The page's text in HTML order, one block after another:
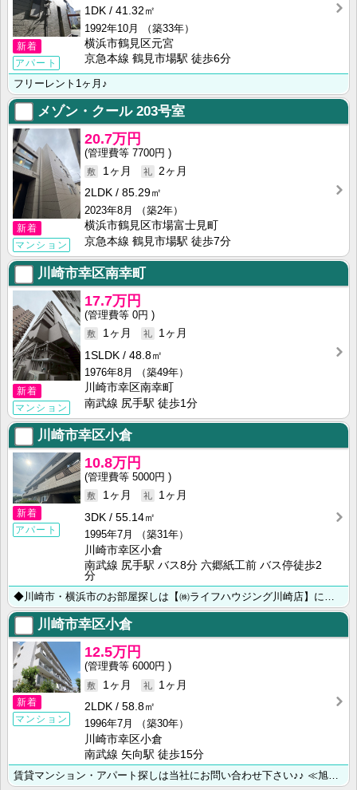
新着
アパート
1DK
41.32㎡
1992年10月
（築33年）
横浜市鶴見区元宮
京急本線 鶴見市場駅 徒歩6分
フリーレント1ヶ月♪
メゾン・クール 203号室
新着
マンション
20.7万円
7700円
1ヶ月
2ヶ月
2LDK
85.29㎡
2023年8月
（築2年）
横浜市鶴見区市場富士見町
京急本線 鶴見市場駅 徒歩7分
川崎市幸区南幸町
新着
マンション
17.7万円
0円
1ヶ月
1ヶ月
1SLDK
48.8㎡
1976年8月
（築49年）
川崎市幸区南幸町
南武線 尻手駅 徒歩1分
川崎市幸区小倉
新着
アパート
10.8万円
5000円
1ヶ月
1ヶ月
3DK
55.14㎡
1995年7月
（築31年）
川崎市幸区小倉
南武線 尻手駅 バス8分 六郷紙工前 バス停徒歩2
分
川崎市幸区小倉
新着
マンション
12.5万円
6000円
1ヶ月
1ヶ月
2LDK
58.8㎡
1996年7月
（築30年）
川崎市幸区小倉
南武線 矢向駅 徒歩15分